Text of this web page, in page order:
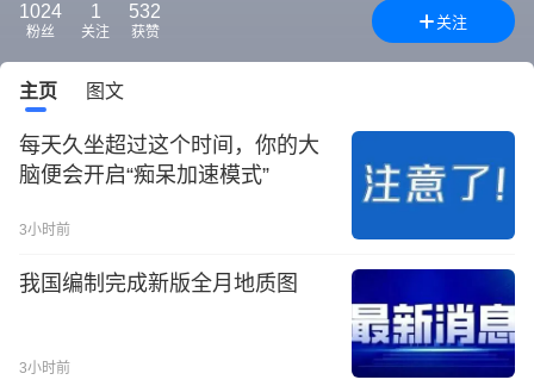
1024
粉丝
1
关注
532
获赞
关注
主页 图文
每天久坐超过这个时间，你的大
脑便会开启“痴呆加速模式”
3小时前
我国编制完成新版全月地质图
3小时前